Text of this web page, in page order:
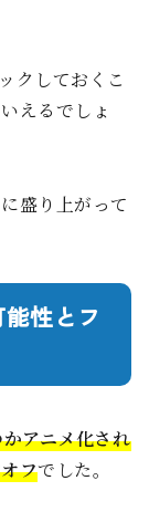
クしておくこ
えるでしょ
盛り上がって
性とフ
アニメ化され
フでした。